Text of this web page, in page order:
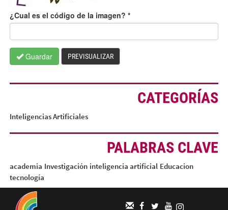
¿Cual es el código de la imagen? *
Guardar PREVISUALIZAR
CATEGORÍAS
Inteligencias Artificiales
PALABRAS CLAVE
academia Investigación inteligencia artificial Educacion
tecnología